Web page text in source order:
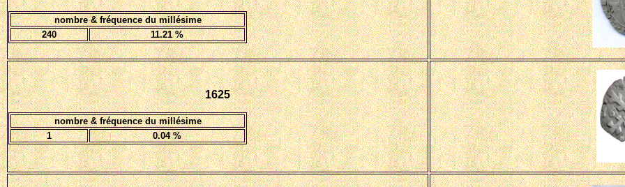
nombre & fréquence du millésime
240
11.21 %
1625
nombre & fréquence du millésime
1
0.04 %